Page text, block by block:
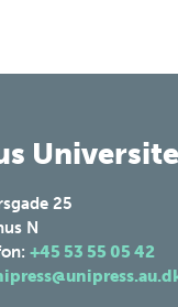
25
N
+45 53 55 05 42